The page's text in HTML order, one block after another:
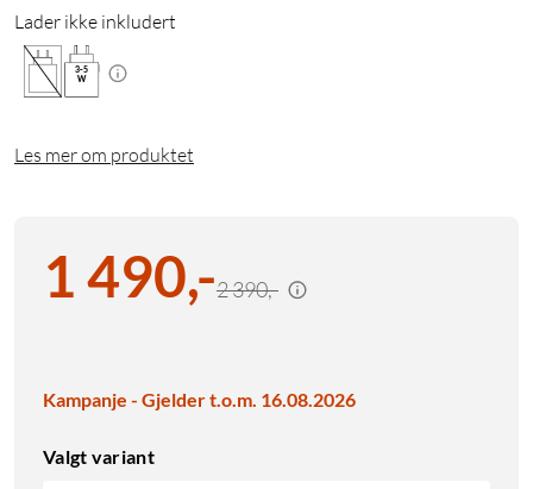
Lader ikke inkludert
3-5
W
Les mer om produktet
1 490,-2 390,-
Kampanje - Gjelder t.o.m. 16.08.2026
Valgt variant